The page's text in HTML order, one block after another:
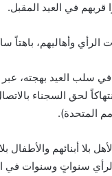
قربهم في العيد المقبل.
وأهاليهم، باهتاً
سلب العيد بهجته،
لحق السجناء
المتحدة).
بلا أبنائهم والأطفال
سنواتٍ وسنوات في